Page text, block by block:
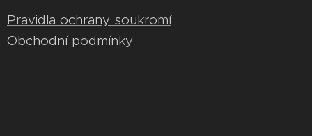
Pravidla ochrany soukromí
Obchodní podmínky